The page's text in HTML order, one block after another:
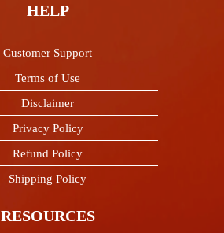
HELP
Customer Support
Terms of Use
Disclaimer
Privacy Policy
Refund Policy
Shipping Policy
RESOURCES